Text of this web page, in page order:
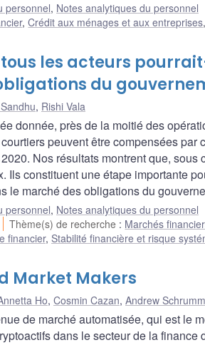
personnel, Notes analytiques du personnel
,Crédit aux ménages et aux entreprises,
les acteurs
du
, Rishi Vala
donnée, près de la moitié des
peuvent être compensées par
Nos résultats montrent que,
Ils constituent une étape importante
le marché des obligations du
personnel, Notes analytiques du personnel
Thème(s) de recherche : Marchés
financier, Stabilité financière et risque
Market Makers
Ho, Cosmin Cazan, Andrew Schrumm
de marché automatisée, qui est le
dans le secteur de la finance